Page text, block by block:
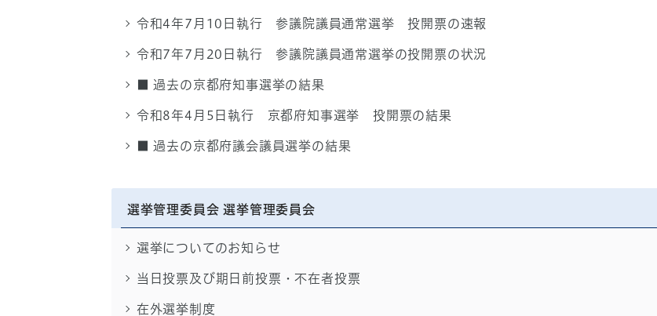
令和4年7月10日執行 参議院議員通常選挙 投開票の速報
令和7年7月20日執行 参議院議員通常選挙の投開票の状況
■ 過去の京都府知事選挙の結果
令和8年4月5日執行 京都府知事選挙 投開票の結果
■ 過去の京都府議会議員選挙の結果
選挙管理委員会 選挙管理委員会
選挙についてのお知らせ
当日投票及び期日前投票・不在者投票
在外選挙制度